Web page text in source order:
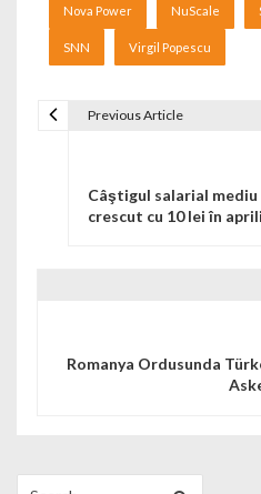
Nova Power NuScale
SNN Virgil Popescu
Previous Article
Câştigul salarial mediu
crescut cu 10 lei în
Romanya Ordusunda